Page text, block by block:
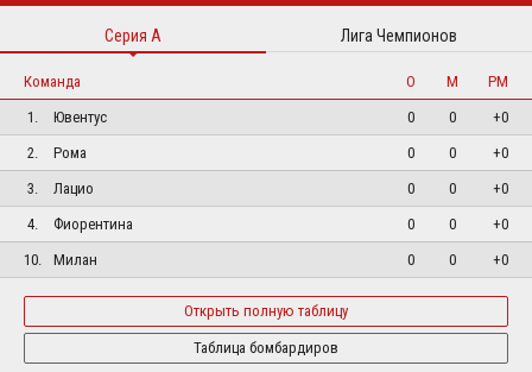
Серия А Лига Чемпионов
Команда О М
РМ
1.
Ювентус 0 0
+0
2.
Рома 0 0
+0
3.
Лацио 0 0
+0
4.
Фиорентина 0 0
+0
10.
Милан 0 0 +0
Открыть полную таблицу
Таблица бомбардиров